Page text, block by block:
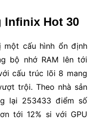
Infinix Hot 30
cấu hình ổn định
bộ nhớ RAM lên tới
cấu trúc lõi 8 mang
trội. Theo nhà sản
lại 253433 điểm số
tới 12% si với GPU